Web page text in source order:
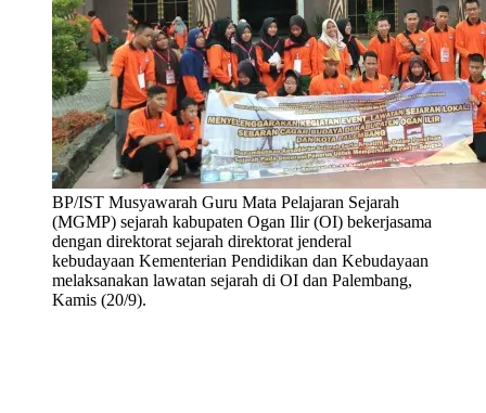
BP/IST Musyawarah Guru Mata Pelajaran Sejarah
(MGMP) sejarah kabupaten Ogan Ilir (OI) bekerjasama
dengan direktorat sejarah direktorat jenderal
kebudayaan Kementerian Pendidikan dan Kebudayaan
melaksanakan lawatan sejarah di OI dan Palembang,
Kamis (20/9).